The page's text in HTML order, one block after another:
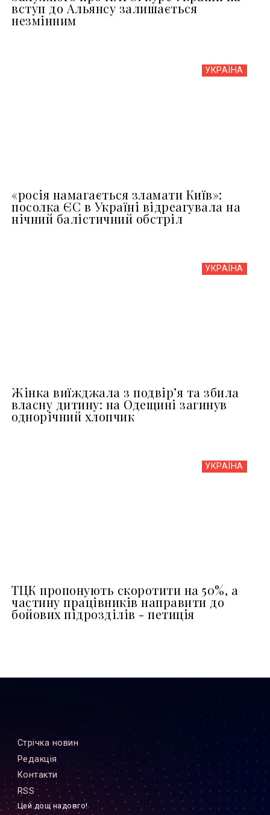
вступ до Альянсу залишається
незмінним
УКРАЇНА
«росія намагається зламати Київ»:
посолка ЄС в Україні відреагувала на
нічний балістичний обстріл
УКРАЇНА
Жінка виїжджала з подвір’я та збила
власну дитину: на Одещині загинув
однорічний хлопчик
УКРАЇНА
ТЦК пропонують скоротити на 50%, а
частину працівників направити до
бойових підрозділів - петиція
Стрiчка новин
Редакцiя
Контакти
RSS
Цей дощ надовго!